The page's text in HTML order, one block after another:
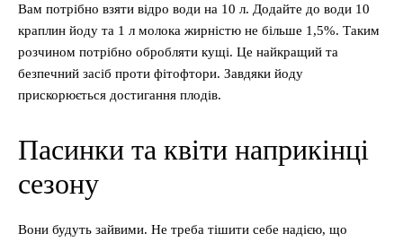
Вам потрібно взяти відро води на 10 л. Додайте до води 10
краплин йоду та 1 л молока жирністю не більше 1,5%. Таким
розчином потрібно обробляти кущі. Це найкращий та
безпечний засіб проти фітофтори. Завдяки йоду
прискорюється достигання плодів.
Пасинки та квіти наприкінці
сезону
Вони будуть зайвими. Не треба тішити себе надією, що